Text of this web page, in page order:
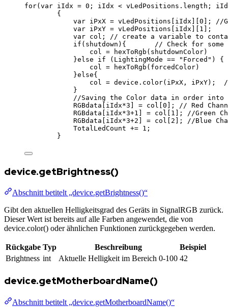
for( var iIdx = 0 ; iIdx < vLedPositions . length ;
{
var iPxX = vLedPositions iIdx 0 ]; //
var iPxY = vLedPositions iIdx 1 ];
var col ; // create a variable to
if ( shutdown ){ // Check for
col = hexToRgb ( shutdownColor)
}else if ( LightingMode == " Forced " ) {
col = hexToRgb ( forcedColor)
}else{
col = device . color( iPxX , iPxY);
}
//Saving the Color data in order
RGBdata
iIdx*3 = col 0 ]; // Red
RGBdata
iIdx*3+1 = col 1 ]; //Green
RGBdata
iIdx*3+2 = col 2 ]; //Blue
TotalLedCount += 1 ;
}
device.getBrightness()
Abschnitt betitelt „device.getBrightness()“
Gibt den aktuellen Helligkeitsgrad des Geräts in SignalRGB zurück.
Dieser Wert ist bereits auf alle Farben angewendet, die von
device.color() oder ähnlichen Funktionen zurückgegeben werden.
Rückgabe Typ Beschreibung
Beispiel
Brightness int Aktuelle Helligkeit im Bereich 0-100 42
device.getMotherboardName()
Abschnitt betitelt „device.getMotherboardName()“